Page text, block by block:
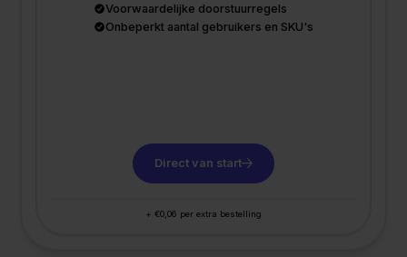
Voorwaardelijke doorstuurregels
Onbeperkt aantal gebruikers en SKU's
Direct van start
+ €0,06 per extra bestelling